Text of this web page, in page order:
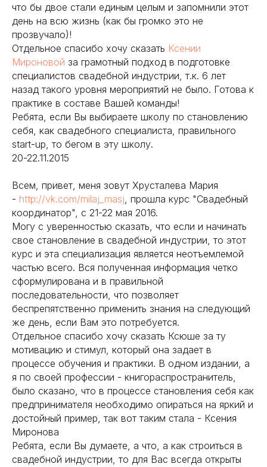
что бы двое стали единым целым и запомнили этот
день на всю жизнь (как бы громко это не
прозвучало)!
Отдельное спасибо хочу сказать Ксении
Мироновой за грамотный подход в подготовке
специалистов свадебной индустрии, т.к. 6 лет
назад такого уровня мероприятий не было. Готова к
практике в составе Вашей команды!
Ребята, если Вы выбираете школу по становлению
себя, как свадебного специалиста, правильного
start-up, то бегом в эту школу.
20-22.11.2015
Всем, привет, меня зовут Хрусталева Мария
- http://vk.com/milaj_masj, прошла курс "Свадебный
координатор", с 21-22 мая 2016.
Могу с уверенностью сказать, что если и начинать
свое становление в свадебной индустрии, то этот
курс и эта специализация является неотъемлемой
частью всего. Вся полученная информация четко
сформулирована и в правильной
последовательности, что позволяет
беспрепятственно применить знания на следующий
же день, если Вам это потребуется.
Отдельное спасибо хочу сказать Ксюше за ту
мотивацию и стимул, который она задает в
процессе обучения и практики. В одном издании, а
я по своей профессии - книгораспространитель,
было сказано, что в процессе становления себя как
предпринимателя необходимо опираться на яркий и
достойный пример, так вот таким стала - Ксения
Миронова
Ребята, если Вы думаете, а что, а как строиться в
свадебной индустрии, то для Вас всегда открыты